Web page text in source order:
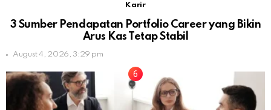
Karir
3 Sumber Pendapatan Portfolio Career yang Bikin
Arus Kas Tetap Stabil
August 4, 2026, 3:29 pm